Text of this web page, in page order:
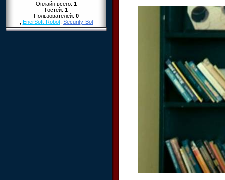
Онлайн всего:1
Гостей:1
Пользователей:0
,EnerSoft-Robot,Security-Bot